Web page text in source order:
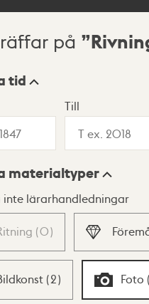
på
Karta
tid
Till
materialtyper
inte lärarhandledningar
(0)
(2) Foto (